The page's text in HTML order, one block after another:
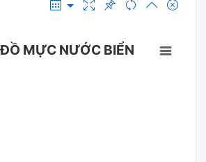
MỰC NƯỚC BIỂN